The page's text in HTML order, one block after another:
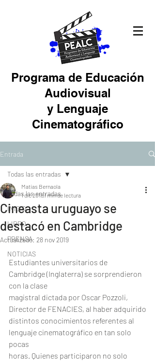
Programa de Educación
Audiovisual
y Lenguaje
Cinematográfico
Entrada
Todas las entradas
INICIO
LIBRO
PRENSA
NOTICIAS
Todas las entradas
Cineasta uruguayo se
destacó en Cambridge
Matias Bernaola
1 dic 20181 min de lectura
Actualizado: 28 nov 2019
Estudiantes universitarios de
Cambridge (Inglaterra) se sorprendieron
con la clase
magistral dictada por Oscar Pozzoli,
Director de FENACIES, al haber adquirido
distintos conocimientos referentes al
lenguaje cinematográfico en tan solo
pocas
horas. Quienes participaron no solo